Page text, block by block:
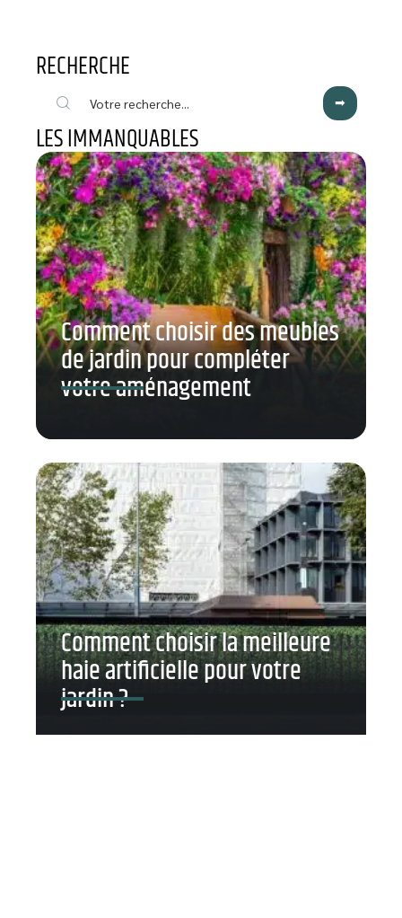
RECHERCHE
LES IMMANQUABLES
Comment choisir des meubles
de jardin pour compléter
votre aménagement
Comment choisir la meilleure
haie artificielle pour votre
jardin ?